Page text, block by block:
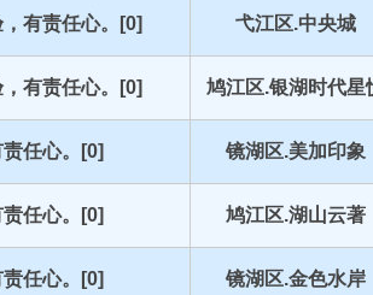
有责任心。[0] 弋江区.中央城
有责任心。[0] 鸠江区.银湖时代星
任心。[0] 镜湖区.美加印象
任心。[0] 鸠江区.湖山云著
任心。[0] 镜湖区.金色水岸